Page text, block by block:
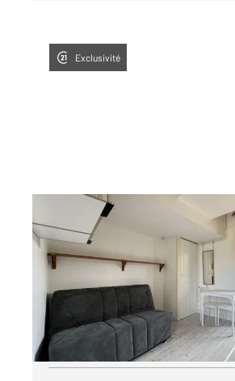
Exclusivité
GRENOBLE 38
13,92 m 2, 1 pièce
Ref : 7332
Appartement Studio à louer
390 €
par mois charges comprises
Visiter le site dédié